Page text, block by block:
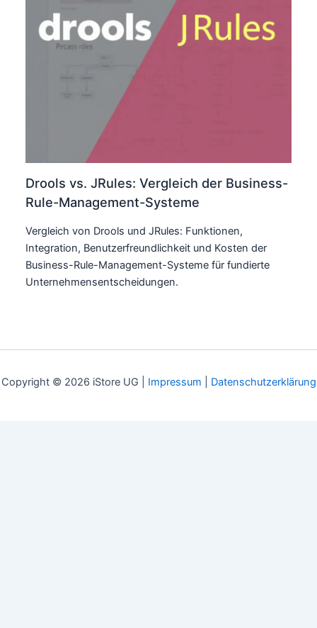
Drools vs. JRules: Vergleich der Business-
Rule-Management-Systeme
Vergleich von Drools und JRules: Funktionen,
Integration, Benutzerfreundlichkeit und Kosten der
Business-Rule-Management-Systeme für fundierte
Unternehmensentscheidungen.
Copyright © 2026 iStore UG | Impressum Datenschutzerklärung